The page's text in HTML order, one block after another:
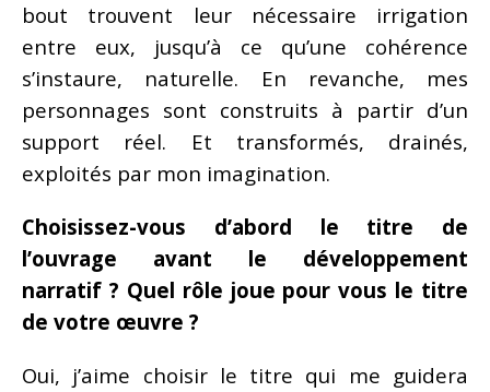
bout trouvent leur nécessaire irrigation
entre eux, jusqu’à ce qu’une cohérence
s’instaure, naturelle. En revanche, mes
personnages sont construits à partir d’un
support réel. Et transformés, drainés,
exploités par mon imagination.
Choisissez-vous d’abord le titre de
l’ouvrage avant le développement
narratif ? Quel rôle joue pour vous le titre
de votre œuvre ?
Oui, j’aime choisir le titre qui me guidera